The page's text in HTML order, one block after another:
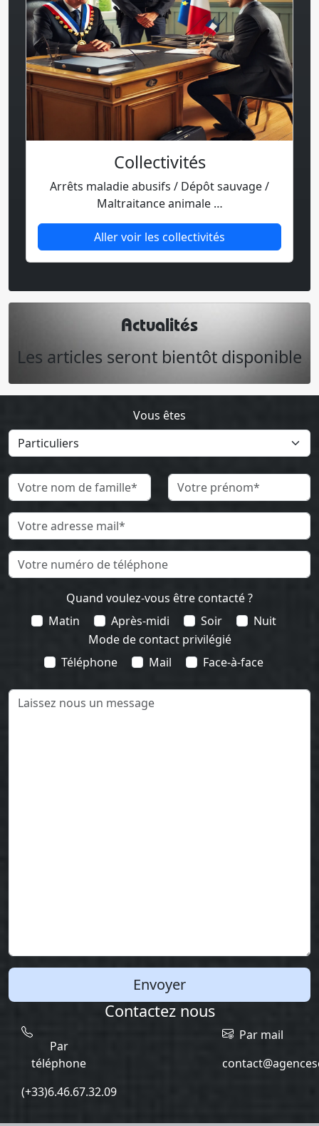
Collectivités
Arrêts maladie abusifs / Dépôt sauvage /
Maltraitance animale …
Aller voir les collectivités
Actualités
Les articles seront bientôt disponible
Vous êtes
Quand voulez-vous être contacté ?
Matin
Après-midi Soir
Nuit
Mode de contact privilégié
Téléphone
Mail Face-à-face
Envoyer
Contactez nous
Par
téléphone
(+33)6.46.67.32.09
Par mail